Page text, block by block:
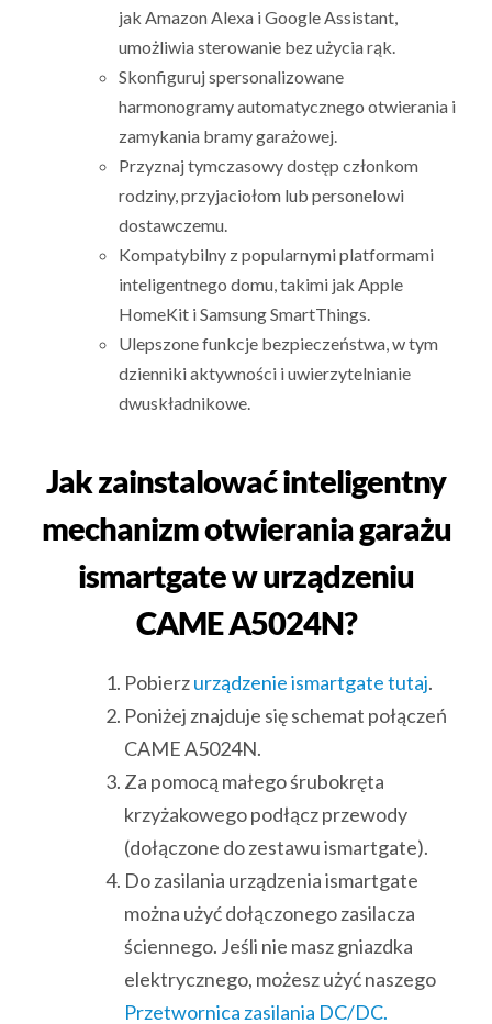
jak Amazon Alexa i Google Assistant,
umożliwia sterowanie bez użycia rąk.
Skonfiguruj spersonalizowane
harmonogramy automatycznego otwierania i
zamykania bramy garażowej.
Przyznaj tymczasowy dostęp członkom
rodziny, przyjaciołom lub personelowi
dostawczemu.
Kompatybilny z popularnymi platformami
inteligentnego domu, takimi jak Apple
HomeKit i Samsung SmartThings.
Ulepszone funkcje bezpieczeństwa, w tym
dzienniki aktywności i uwierzytelnianie
dwuskładnikowe.
Jak zainstalować inteligentny
mechanizm otwierania garażu
ismartgate w urządzeniu
CAME A5024N?
Pobierzurządzenie ismartgate tutaj.
Poniżej znajduje się schemat połączeń
CAME A5024N.
Za pomocą małego śrubokręta
krzyżakowego podłącz przewody
(dołączone do zestawu ismartgate).
Do zasilania urządzenia ismartgate
można użyć dołączonego zasilacza
ściennego. Jeśli nie masz gniazdka
elektrycznego, możesz użyć naszego
Przetwornica zasilania DC/DC.